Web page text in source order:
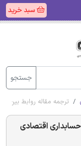
سبد خرید
جستجو
ترجمه مقاله روابط بین
اقتصادی